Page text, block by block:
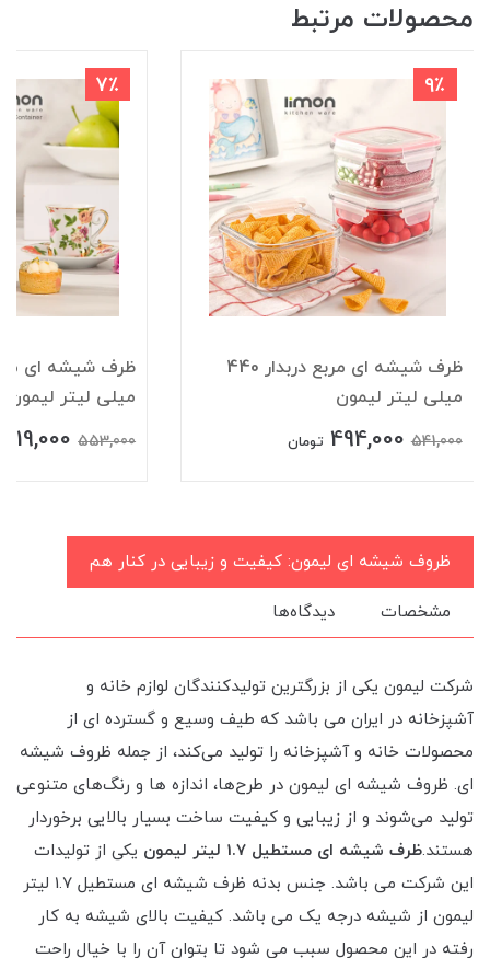
محصولات مرتبط
9٪
ظرف شیشه ای مربع دربدار 440
میلی لیتر لیمون
541,000
494,000 تومان
7٪
میلی لیتر لیمون
553,000
519,000
ظروف شیشه ای لیمون: کیفیت و زیبایی در کنار هم
مشخصات دیدگاه‌ها
شرکت لیمون یکی از بزرگترین تولیدکنندگان لوازم خانه و
آشپزخانه در ایران می باشد که طیف وسیع و گسترده ای از
محصولات خانه و آشپزخانه را تولید می‌کند، از جمله ظروف شیشه
ای. ظروف شیشه ای لیمون در طرح‌ها، اندازه ها و رنگ‌های متنوعی
تولید می‌شوند و از زیبایی و کیفیت ساخت بسیار بالایی برخوردار
هستند.ظرف شیشه ای مستطیل 1.7 لیتر لیمون
یکی از تولیدات
این شرکت می باشد. جنس بدنه ظرف شیشه ای مستطیل 1.7 لیتر
لیمون از شیشه درجه یک می باشد. کیفیت بالای شیشه به کار
رفته در این محصول سبب می شود تا بتوان آن را با خیال راحت